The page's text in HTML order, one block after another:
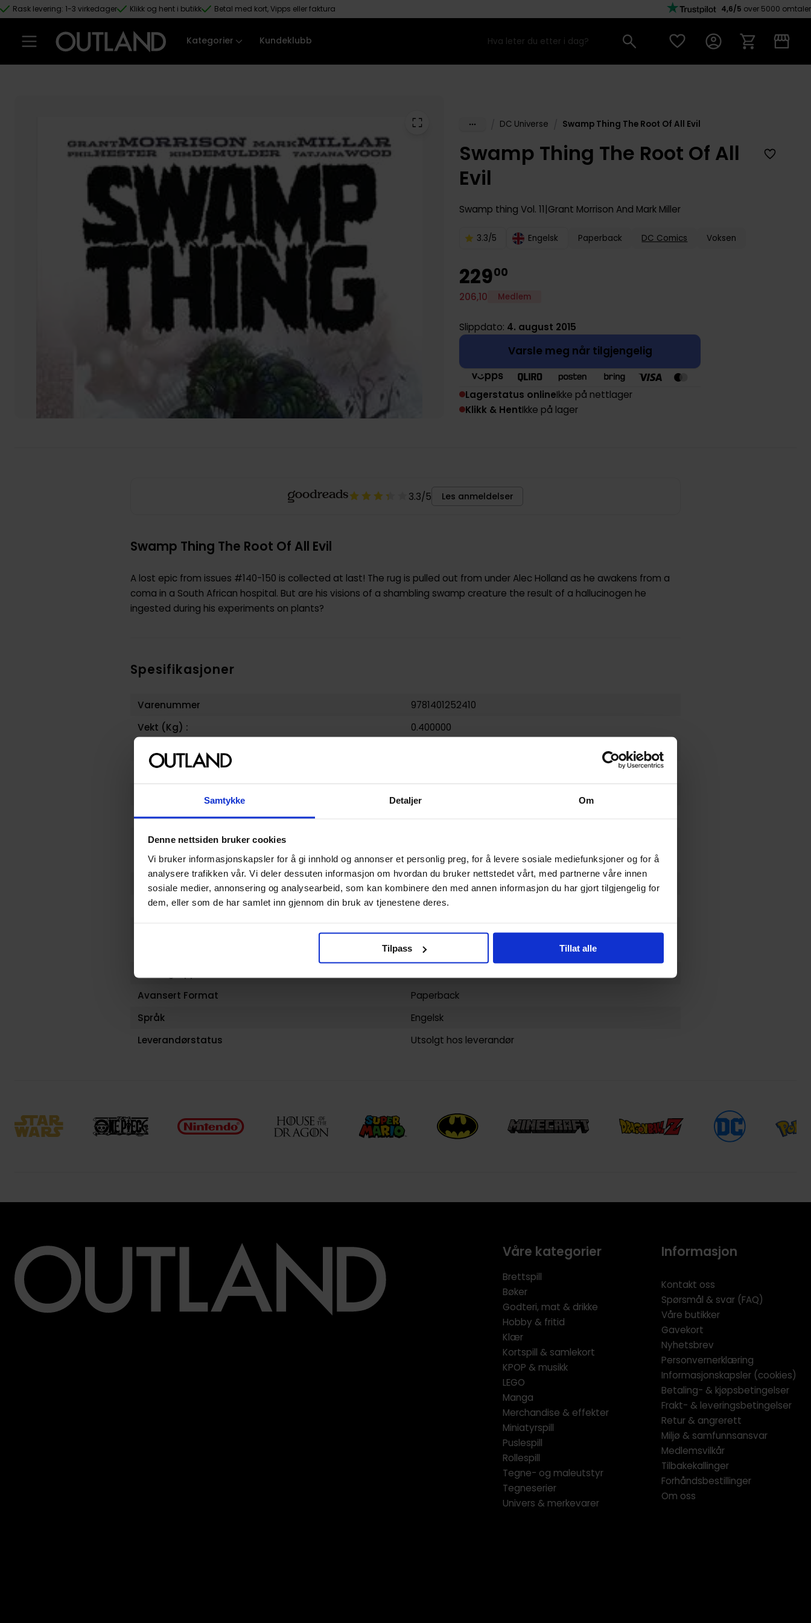
Samtykke Detaljer Om
Denne nettsiden bruker cookies
Vi bruker informasjonskapsler for å gi innhold og annonser et personlig preg, for å levere sosiale mediefunksjoner og for å
analysere trafikken vår. Vi deler dessuten informasjon om hvordan du bruker nettstedet vårt, med partnerne våre innen
sosiale medier, annonsering og analysearbeid, som kan kombinere den med annen informasjon du har gjort tilgjengelig for
dem, eller som de har samlet inn gjennom din bruk av tjenestene deres.
Tilpass Tillat alle
Hopp til hovedinnhold
Rask levering: 1-3 virkedager Klikk og hent i butikk Betal med kort, Vipps eller faktura 4,6/5 over 5000 omtaler
Kategorier Kundeklubb
DC Universe Swamp Thing The Root Of All Evil
Swamp Thing The Root Of All
Evil
Swamp thing Vol. 11 Grant Morrison And Mark Miller
3.3/5 Engelsk Paperback DC Comics Voksen
22900
206,10 Medlem
Slippdato: 4. august 2015
Varsle meg når tilgjengelig
Lagerstatus onlineIkke på nettlager
Klikk & HentIkke på lager
3.3/5 Les anmeldelser
Swamp Thing The Root Of All Evil
A lost epic from issues #140-150 is collected at last! The rug is pulled out from under Alec Holland as he awakens from a
coma in a South African hospital. But are his visions of a shambling swamp creature the result of a hallucinogen he
ingested during his experiments on plants?
Spesifikasjoner
Varenummer
9781401252410
Vekt (Kg) :
0.400000
Opprinnelsesland :
Format
Swamp thing
Forfattere
Sjanger
Illustratør
Mark Miller, Phil Hester
Antall Sider
304
Utgiver
DC Comics
11
Avansert Format
Paperback
Språk
Engelsk
Leverandørstatus
Utsolgt hos leverandør
Våre kategorier
Brettspill
Bøker
Godteri, mat & drikke
Hobby & fritid
Klær
Kortspill & samlekort
KPOP & musikk
LEGO
Manga
Merchandise & effekter
Miniatyrspill
Puslespill
Rollespill
Tegne- og maleutstyr
Tegneserier
Univers & merkevarer
Informasjon
Kontakt oss
Spørsmål & svar (FAQ)
Våre butikker
Gavekort
Nyhetsbrev
Personvernerklæring
Informasjonskapsler (cookies)
Betaling- & kjøpsbetingelser
Frakt- & leveringsbetingelser
Retur & angrerett
Miljø & samfunnsansvar
Medlemsvilkår
Tilbakekallinger
Forhåndsbestillinger
Om oss